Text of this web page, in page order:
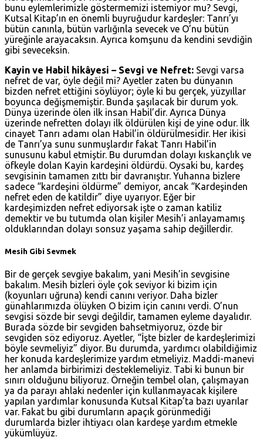
bunu eylemlerimizle göstermemizi istemiyor mu? Sevgi,
Kutsal Kitap’ın en önemli buyruğudur kardeşler: Tanrı’yı
bütün canınla, bütün varlığınla sevecek ve O’nu bütün
yüreğinle arayacaksın. Ayrıca komşunu da kendini sevdiğin
gibi seveceksin.
Kayin ve Habil hikâyesi – Sevgi ve Nefret: Sevgi varsa
nefret de var, öyle değil mi? Ayetler zaten bu dünyanın
bizden nefret ettiğini söylüyor; öyle ki bu gerçek, yüzyıllar
boyunca değişmemiştir. Bunda şaşılacak bir durum yok.
Dünya üzerinde ölen ilk insan Habil’dir. Ayrıca Dünya
üzerinde nefretten dolayı ilk öldürülen kişi de yine odur. İlk
cinayet Tanrı adamı olan Habil’in öldürülmesidir. Her ikisi
de Tanrı’ya sunu sunmuşlardır fakat Tanrı Habil’in
sunusunu kabul etmiştir. Bu durumdan dolayı kıskançlık ve
öfkeyle dolan Kayin kardeşini öldürdü. Oysaki bu, kardeş
sevgisinin tamamen zıttı bir davranıştır. Yuhanna bizlere
sadece “kardeşini öldürme” demiyor, ancak “Kardeşinden
nefret eden de katildir” diye uyarıyor. Eğer bir
kardeşimizden nefret ediyorsak işte o zaman katiliz
demektir ve bu tutumda olan kişiler Mesih’i anlayamamış
olduklarından dolayı sonsuz yaşama sahip değillerdir.
Mesih Gibi Sevmek
Bir de gerçek sevgiye bakalım, yani Mesih’in sevgisine
bakalım. Mesih bizleri öyle çok seviyor ki bizim için
(koyunları uğruna) kendi canını veriyor. Daha bizler
günahlarımızda ölüyken O bizim için canını verdi. O’nun
sevgisi sözde bir sevgi değildir, tamamen eyleme dayalıdır.
Burada sözde bir sevgiden bahsetmiyoruz, özde bir
sevgiden söz ediyoruz. Ayetler, “İşte bizler de kardeşlerimizi
böyle sevmeliyiz” diyor. Bu durumda, yardımcı olabildiğimiz
her konuda kardeşlerimize yardım etmeliyiz. Maddi-manevi
her anlamda birbirimizi desteklemeliyiz. Tabi ki bunun bir
sınırı olduğunu biliyoruz. Örneğin tembel olan, çalışmayan
ya da parayı ahlaki nedenler için kullanmayacak kişilere
yapılan yardımlar konusunda Kutsal Kitap’ta bazı uyarılar
var. Fakat bu gibi durumların apaçık görünmediği
durumlarda bizler ihtiyacı olan kardeşe yardım etmekle
yükümlüyüz.